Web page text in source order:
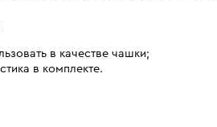
в качестве чашки;
в комплекте.